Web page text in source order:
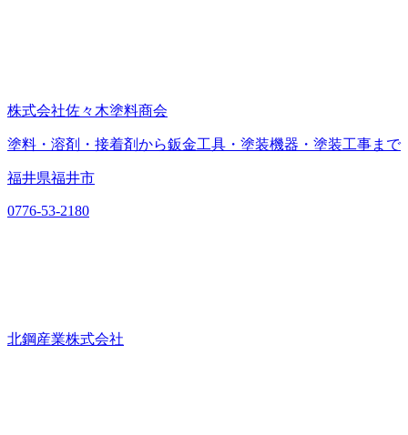
株式会社佐々木塗料商会
塗料・溶剤・接着剤から鈑金工具・塗装機器・塗装工事まで
福井県福井市
0776-53-2180
北鋼産業株式会社